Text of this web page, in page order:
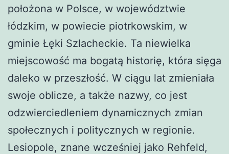
położona w Polsce, w województwie
łódzkim, w powiecie piotrkowskim, w
gminie Łęki Szlacheckie. Ta niewielka
miejscowość ma bogatą historię, która sięga
daleko w przeszłość. W ciągu lat zmieniała
swoje oblicze, a także nazwy, co jest
odzwierciedleniem dynamicznych zmian
społecznych i politycznych w regionie.
Lesiopole, znane wcześniej jako Rehfeld,